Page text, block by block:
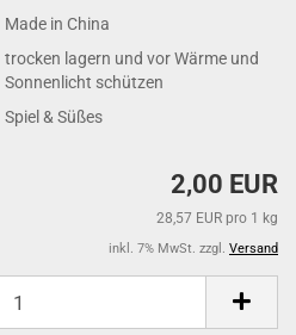
Made in China
trocken lagern und vor Wärme und
Sonnenlicht schützen
Spiel & Süßes
2,00 EUR
28,57 EUR pro 1 kg
inkl. 7% MwSt. zzgl. Versand